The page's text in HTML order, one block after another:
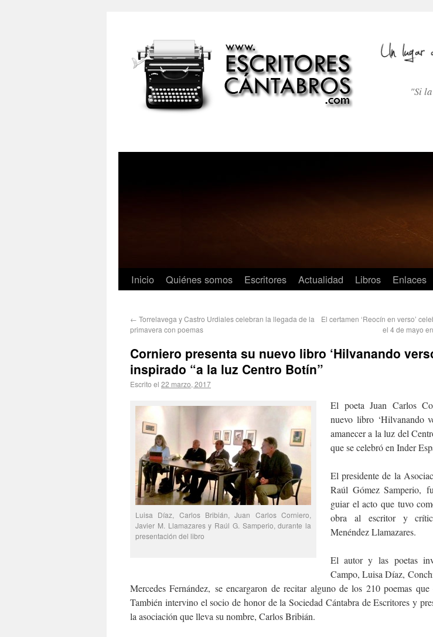
"Si
Inicio Quiénes somos Escritores Actualidad Libros Enlaces
← Torrelavega y Castro Urdiales celebran la llegada de la
primavera con poemas
El certamen ‘Reocín en verso’
el 4 de mayo
Corniero presenta su nuevo libro ‘Hilvanando
inspirado “a la luz Centro Botín”
Escrito el 22 marzo, 2017
Luisa Díaz, Carlos Bribián, Juan Carlos Corniero,
Javier M. Llamazares y Raúl G. Samperio, durante la
presentación del libro
El poeta Juan Carlos
nuevo libro ‘Hilvanando
amanecer a la luz del
que se celebró en Inder
El presidente de la
Raúl Gómez Samperio,
guiar el acto que tuvo
obra al escritor y
Menéndez Llamazares.
El autor y las poetas
Campo, Luisa Díaz,
Mercedes Fernández, se encargaron de recitar alguno de los 210 poemas
También intervino el socio de honor de la Sociedad Cántabra de Escritores y
la asociación que lleva su nombre, Carlos Bribián.